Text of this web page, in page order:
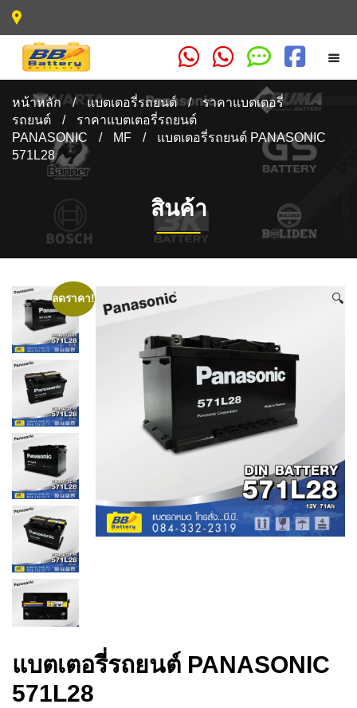
หน้าหลัก / แบตเตอรี่รถยนต์ / ราคาแบตเตอรี่
รถยนต์
/
ราคาแบตเตอรี่รถยนต์
PANASONIC
/ MF /
แบตเตอรี่รถยนต์ PANASONIC
571L28
สินค้า
ลดราคา! 🔍
แบตเตอรี่รถยนต์ PANASONIC
571L28